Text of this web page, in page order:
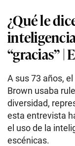
¿Qué le
“gracias” |
A sus 73 años,
Brown usaba
diversidad,
esta entrevista
el uso de la
escénicas.